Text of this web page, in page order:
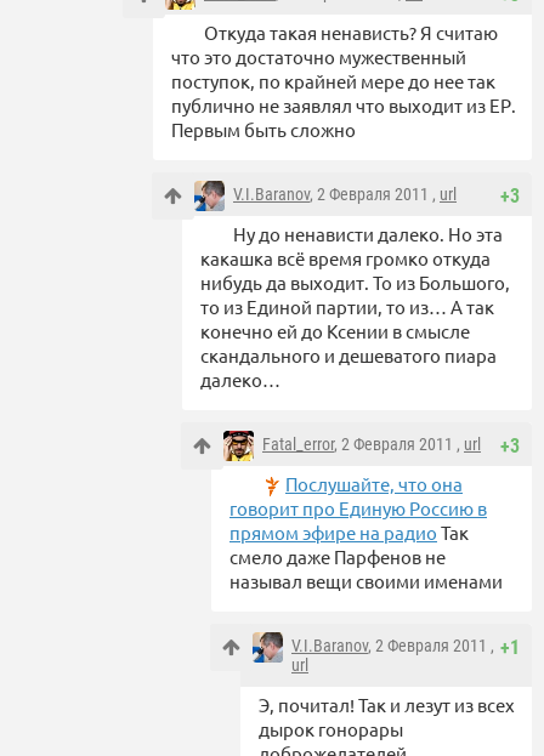
Откуда такая ненависть? Я считаю
что это достаточно мужественный
поступок, по крайней мере до нее так
публично не заявлял что выходит из ЕР.
Первым быть сложно
+3
V.I.Baranov, 2 Февраля 2011 , url
Ну до ненависти далеко. Но эта
какашка всё время громко откуда
нибудь да выходит. То из Большого,
то из Единой партии, то из… А так
конечно ей до Ксении в смысле
скандального и дешеватого пиара
далеко…
+3
Fatal_error, 2 Февраля 2011 , url
Послушайте, что она
говорит про Единую Россию в
прямом эфире на радио Так
смело даже Парфенов не
называл вещи своими именами
+1
V.I.Baranov, 2 Февраля 2011 ,
url
Э, почитал! Так и лезут из всех
дырок гонорары